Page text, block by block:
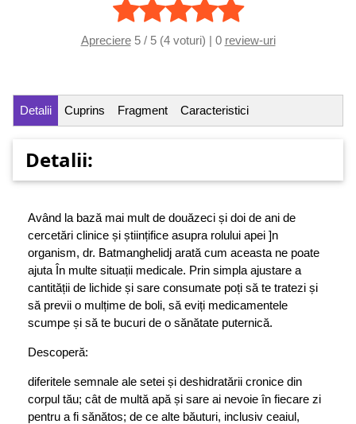
Apreciere5 / 5 (4 voturi) | 0 review-uri
Detalii Cuprins Fragment Caracteristici
Detalii:
Având la bază mai mult de douăzeci și doi de ani de
cercetări clinice și științifice asupra rolului apei ]n
organism, dr. Batmanghelidj arată cum aceasta ne poate
ajuta În multe situații medicale. Prin simpla ajustare a
cantității de lichide și sare consumate poți să te tratezi și
să previi o mulțime de boli, să eviți medicamentele
scumpe și să te bucuri de o sănătate puternică.
Descoperă:
diferitele semnale ale setei și deshidratării cronice din
corpul tău; cât de multă apă și sare ai nevoie în fiecare zi
pentru a fi sănătos; de ce alte băuturi, inclusiv ceaiul,